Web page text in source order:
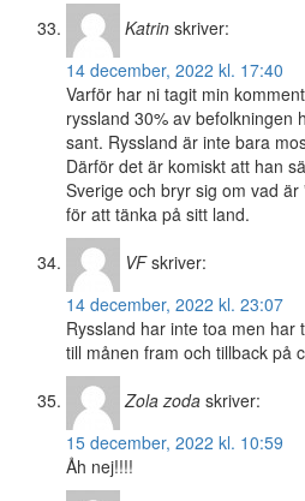
Katrin skriver:
14 december, 2022 kl. 17:40
Varför har ni tagit min
ryssland 30% av befolkningen
sant. Ryssland är inte bara
Därför det är komiskt att han
Sverige och bryr sig om vad är
för att tänka på sitt land.
VF skriver:
14 december, 2022 kl. 23:07
Ryssland har inte toa men
till månen fram och tillback på
Zola zoda skriver:
15 december, 2022 kl. 10:59
Åh nej!!!!